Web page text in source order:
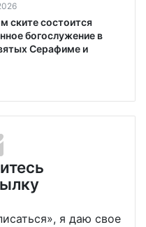
ските состоится
богослужение в
Серафиме и
я даю свое